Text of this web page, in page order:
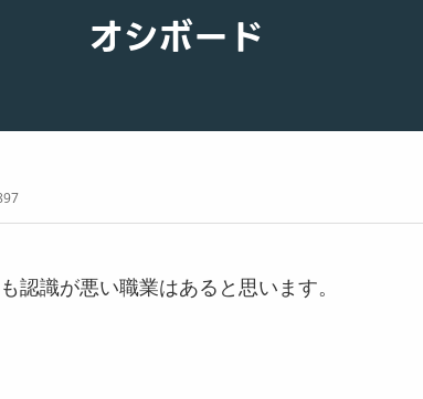
オシボード
認識が悪い職業はあると思います。